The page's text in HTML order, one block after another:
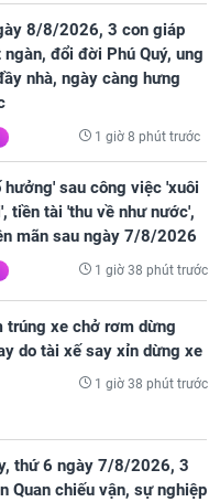
8/8/2026, 3 con giáp
đổi đời Phú Quý, ung
nhà, ngày càng hưng
1 giờ 8 phút trước
hưởng' sau công việc 'xuôi
tiền tài 'thu về như nước',
mãn sau ngày 7/8/2026
1 giờ 38 phút trước
trúng xe chở rơm dừng
do tài xế say xỉn dừng xe
1 giờ 38 phút trước
thứ 6 ngày 7/8/2026, 3
Quan chiếu vận, sự nghiệp